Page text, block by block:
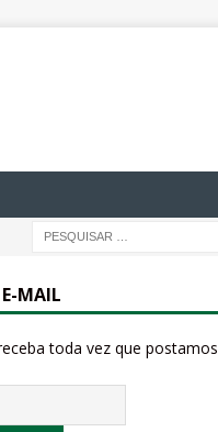
E-MAIL
toda vez que postamos